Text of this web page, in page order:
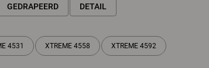
GEDRAPEERD DETAIL
4531 XTREME 4558 XTREME 4592